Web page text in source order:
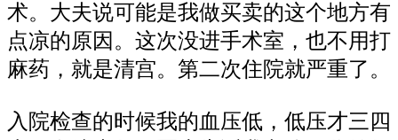
术。大夫说可能是我做买卖的这个地方有
点凉的原因。这次没进手术室，也不用打
麻药，就是清宫。第二次住院就严重了。
入院检查的时候我的血压低，低压才三四